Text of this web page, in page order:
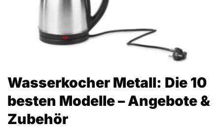
Wasserkocher Metall: Die 10
besten Modelle – Angebote &
Zubehör